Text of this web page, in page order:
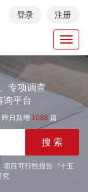
登录 注册
专项调查
询平台
日新增 1088 篇
项目可行性报告
“十五
究